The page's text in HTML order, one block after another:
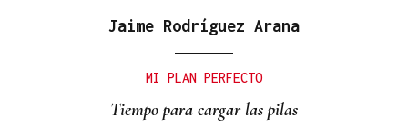
La ourensana Anna Soares roza el podio del
Jaime Rodríguez Arana
MI PLAN PERFECTO
Tiempo para cargar las pilas